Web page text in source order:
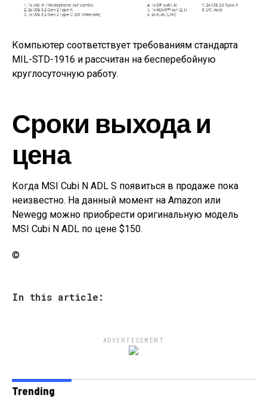
Компьютер соответствует требованиям стандарта
MIL-STD-1916 и рассчитан на бесперебойную
круглосуточную работу.
Сроки выхода и
цена
Когда MSI Cubi N ADL S появиться в продаже пока
неизвестно. На данный момент на Amazon или
Newegg можно приобрести оригинальную модель
MSI Cubi N ADL по цене $150.
©
In this article:
ADVERTISEMENT
Trending